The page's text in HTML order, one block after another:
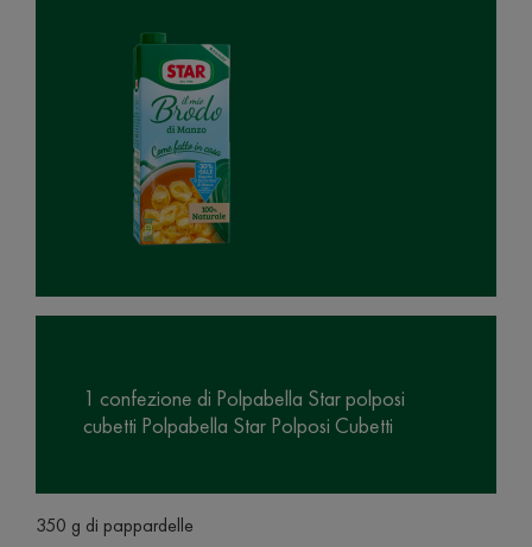
1 confezione di Polpabella Star polposi
cubetti Polpabella Star Polposi Cubetti
350 g di pappardelle